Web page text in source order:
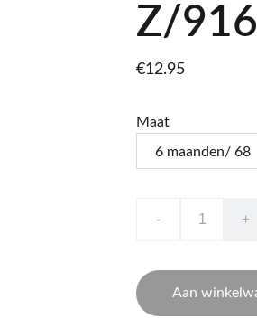
Z/916
€12.95
Maat
- +
Aan